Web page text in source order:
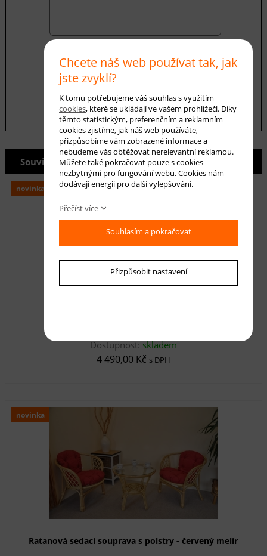
údajů
Související produkty
novinka
Dostupnost:skladem
4 490,00 Kč s DPH
novinka
Ratanová sedací souprava s polstry - červený melír
Chcete náš web používat tak, jak
jste zvyklí?
K tomu potřebujeme váš souhlas s využitím
cookies, které se ukládají ve vašem prohlížeči. Díky
těmto statistickým, preferenčním a reklamním
cookies zjistíme, jak náš web používáte,
přizpůsobíme vám zobrazené informace a
nebudeme vás obtěžovat nerelevantní reklamou.
Můžete také pokračovat pouze s cookies
nezbytnými pro fungování webu. Cookies nám
dodávají energii pro další vylepšování.
Přečíst více
Souhlasím a pokračovat
Přizpůsobit nastavení